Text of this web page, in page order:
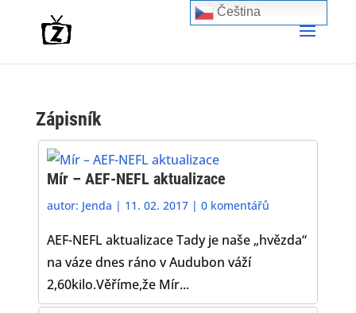
Zápisník
Mír – AEF-NEFL aktualizace
autor: Jenda | 11. 02. 2017 |0 komentářů
AEF-NEFL aktualizace Tady je naše „hvězda“
na váze dnes ráno v Audubon váží
2,60kilo.Věříme,že Mír...
Čeština‎